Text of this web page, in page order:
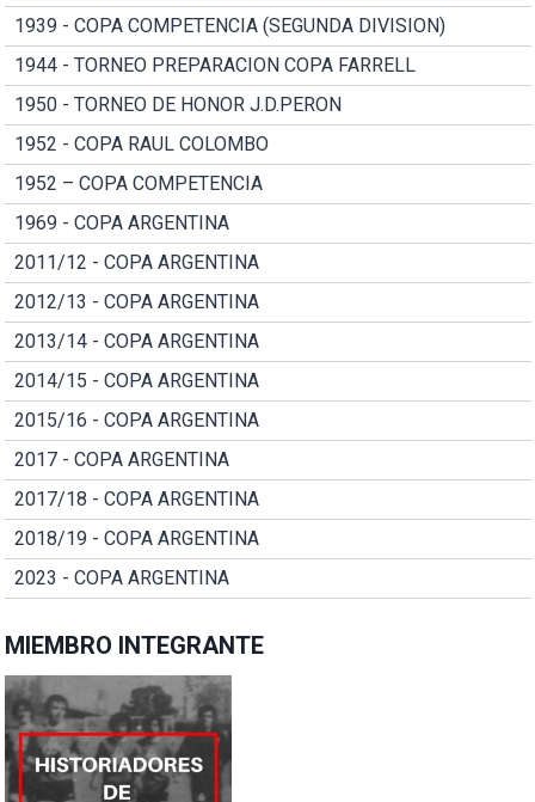
1939 - COPA COMPETENCIA (SEGUNDA DIVISION)
1944 - TORNEO PREPARACION COPA FARRELL
1950 - TORNEO DE HONOR J.D.PERON
1952 - COPA RAUL COLOMBO
1952 – COPA COMPETENCIA
1969 - COPA ARGENTINA
2011/12 - COPA ARGENTINA
2012/13 - COPA ARGENTINA
2013/14 - COPA ARGENTINA
2014/15 - COPA ARGENTINA
2015/16 - COPA ARGENTINA
2017 - COPA ARGENTINA
2017/18 - COPA ARGENTINA
2018/19 - COPA ARGENTINA
2023 - COPA ARGENTINA
MIEMBRO INTEGRANTE